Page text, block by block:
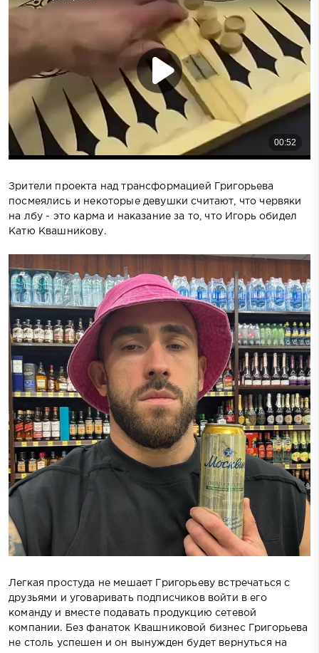
Зрители проекта над трансформацией Григорьева
посмеялись и некоторые девушки считают, что червяки
на лбу - это карма и наказание за то, что Игорь обидел
Катю Квашникову.
Легкая простуда не мешает Григорьеву встречаться с
друзьями и уговаривать подписчиков войти в его
команду и вместе подавать продукцию сетевой
компании. Без фанаток Квашниковой бизнес Григорьева
не столь успешен и он вынужден будет вернуться на